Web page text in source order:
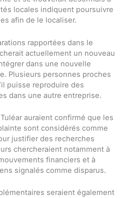
locales indiquent poursuivre
afin de le localiser.
rapportées dans le
actuellement un nouveau
dans une nouvelle
Plusieurs personnes proches
puisse reproduire des
dans une autre entreprise.
auraient confirmé que les
sont considérés comme
justifier des recherches
chercheraient notamment à
financiers et à
signalés comme disparus.
seraient également